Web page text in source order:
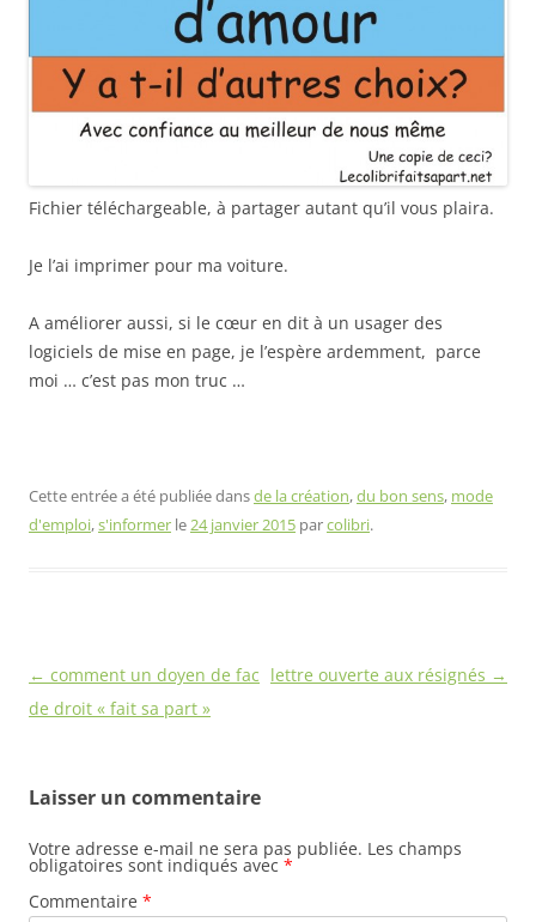
Fichier téléchargeable, à partager autant qu’il vous plaira.
Je l’ai imprimer pour ma voiture.
A améliorer aussi, si le cœur en dit à un usager des
logiciels de mise en page, je l’espère ardemment, parce
moi … c’est pas mon truc …
Cette entrée a été publiée dansde la création,du bon sens, mode
d'emploi,s'informer le24 janvier 2015 parcolibri.
Navigation
des
← comment un doyen de fac
de droit « fait sa part »
lettre ouverte aux résignés →
Laisser un commentaire
Votre adresse e-mail ne sera pas publiée. Les champs
obligatoires sont indiqués avec *
Commentaire *